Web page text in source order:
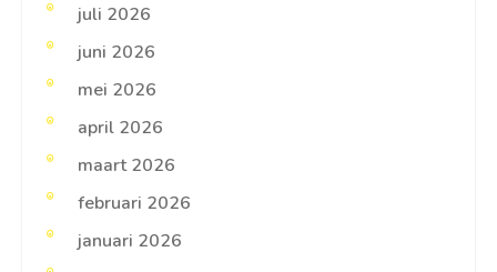
juli 2026
juni 2026
mei 2026
april 2026
maart 2026
februari 2026
januari 2026